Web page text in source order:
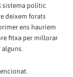
sistema polític
deixem forats
ens hauríem
fitxa per millorar
alguns.